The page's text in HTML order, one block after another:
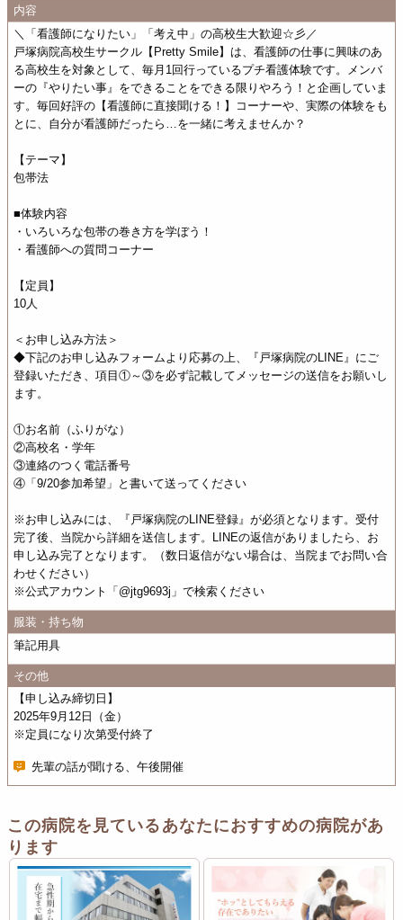
内容
＼「看護師になりたい」「考え中」の高校生大歓迎☆彡／
戸塚病院高校生サークル【Pretty Smile】は、看護師の仕事に興味のあ
る高校生を対象として、毎月1回行っているプチ看護体験です。メンバ
ーの『やりたい事』をできることをできる限りやろう！と企画していま
す。毎回好評の【看護師に直接聞ける！】コーナーや、実際の体験をも
とに、自分が看護師だったら…を一緒に考えませんか？
【テーマ】
包帯法
■体験内容
・いろいろな包帯の巻き方を学ぼう！
・看護師への質問コーナー
【定員】
10人
＜お申し込み方法＞
◆下記のお申し込みフォームより応募の上、『戸塚病院のLINE』にご
登録いただき、項目①～③を必ず記載してメッセージの送信をお願いし
ます。
①お名前（ふりがな）
②高校名・学年
③連絡のつく電話番号
④「9/20参加希望」と書いて送ってください
※お申し込みには、『戸塚病院のLINE登録』が必須となります。受付
完了後、当院から詳細を送信します。LINEの返信がありましたら、お
申し込み完了となります。（数日返信がない場合は、当院までお問い合
わせください）
※公式アカウント「@jtg9693j」で検索ください
服装・持ち物
筆記用具
その他
【申し込み締切日】
2025年9月12日（金）
※定員になり次第受付終了
先輩の話が聞ける、午後開催
この病院を見ているあなたにおすすめの病院があ
ります